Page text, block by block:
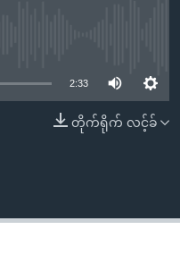
2:33
တိုက်ရိုက် လင့်ခ်